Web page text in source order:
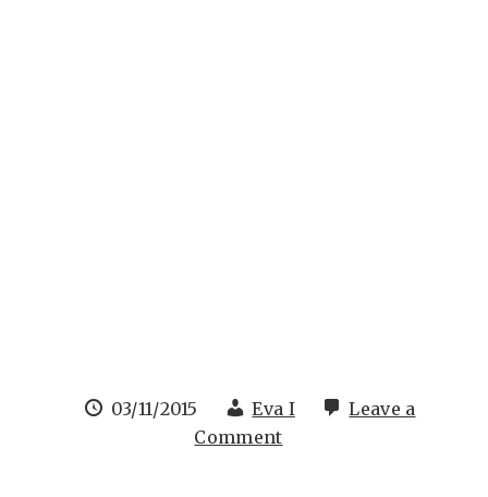
03/11/2015 Eva I
Leave a
Comment